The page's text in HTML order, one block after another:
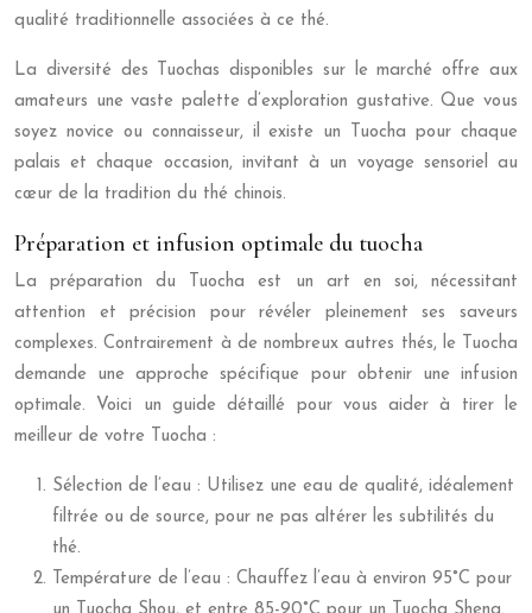
qualité traditionnelle associées à ce thé.
La diversité des Tuochas disponibles sur le marché offre aux
amateurs une vaste palette d’exploration gustative. Que vous
soyez novice ou connaisseur, il existe un Tuocha pour chaque
palais et chaque occasion, invitant à un voyage sensoriel au
cœur de la tradition du thé chinois.
Préparation et infusion optimale du tuocha
La préparation du Tuocha est un art en soi, nécessitant
attention et précision pour révéler pleinement ses saveurs
complexes. Contrairement à de nombreux autres thés, le Tuocha
demande une approche spécifique pour obtenir une infusion
optimale. Voici un guide détaillé pour vous aider à tirer le
meilleur de votre Tuocha :
Sélection de l’eau : Utilisez une eau de qualité, idéalement
filtrée ou de source, pour ne pas altérer les subtilités du
thé.
Température de l’eau : Chauffez l’eau à environ 95°C pour